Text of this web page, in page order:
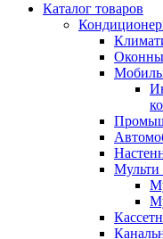
Каталог товаров
Мульти